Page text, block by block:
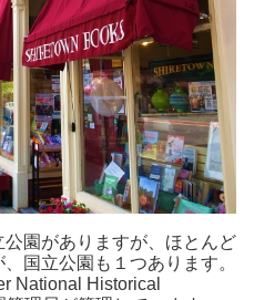
園がありますが、ほとんど
国立公園も１つあります。
National Historical